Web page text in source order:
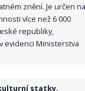
znění. Je určen na
více než 6 000
republiky,
evidenci Ministerstva
statky.